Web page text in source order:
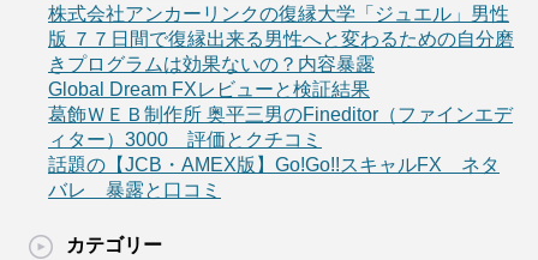
株式会社アンカーリンクの復縁大学「ジュエル」男性
版 ７７日間で復縁出来る男性へと変わるための自分磨
きプログラムは効果ないの？内容暴露
Global Dream FXレビューと検証結果
葛飾ＷＥＢ制作所 奥平三男のFineditor（ファインエデ
ィター）3000 評価とクチコミ
話題の【JCB・AMEX版】Go!Go!!スキャルFX ネタ
バレ 暴露と口コミ
カテゴリー